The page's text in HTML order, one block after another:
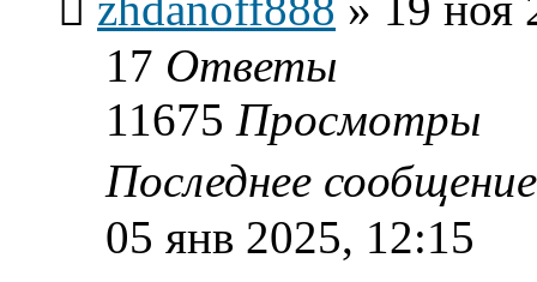
17 Ответы
11675 Просмотры
Последнее
05 янв 2025, 12:15